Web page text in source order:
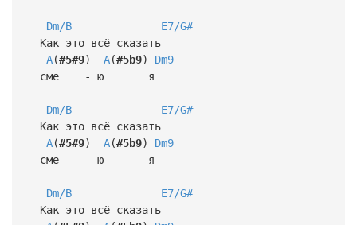
Dm/B
E7/G#
Как это всё сказать
A(#5#9) A(#5b9) Dm9
сме - ю я
Dm/B
E7/G#
Как это всё сказать
A(#5#9) A(#5b9) Dm9
сме - ю я
Dm/B
E7/G#
Как это всё сказать